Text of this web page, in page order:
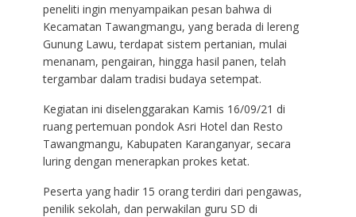
peneliti ingin menyampaikan pesan bahwa di
Kecamatan Tawangmangu, yang berada di lereng
Gunung Lawu, terdapat sistem pertanian, mulai
menanam, pengairan, hingga hasil panen, telah
tergambar dalam tradisi budaya setempat.
Kegiatan ini diselenggarakan Kamis 16/09/21 di
ruang pertemuan pondok Asri Hotel dan Resto
Tawangmangu, Kabupaten Karanganyar, secara
luring dengan menerapkan prokes ketat.
Peserta yang hadir 15 orang terdiri dari pengawas,
penilik sekolah, dan perwakilan guru SD di